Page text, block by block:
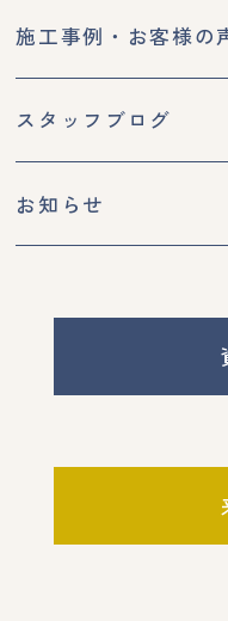
施工事例・お客様の
スタッフブログ
お知らせ